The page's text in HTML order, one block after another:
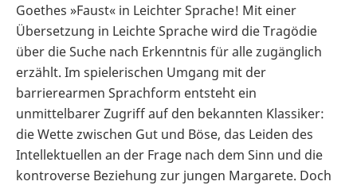
Goethes »Faust« in Leichter Sprache! Mit einer
Übersetzung in Leichte Sprache wird die Tragödie
über die Suche nach Erkenntnis für alle zugänglich
erzählt. Im spielerischen Umgang mit der
barrierearmen Sprachform entsteht ein
unmittelbarer Zugriff auf den bekannten Klassiker:
die Wette zwischen Gut und Böse, das Leiden des
Intellektuellen an der Frage nach dem Sinn und die
kontroverse Beziehung zur jungen Margarete. Doch